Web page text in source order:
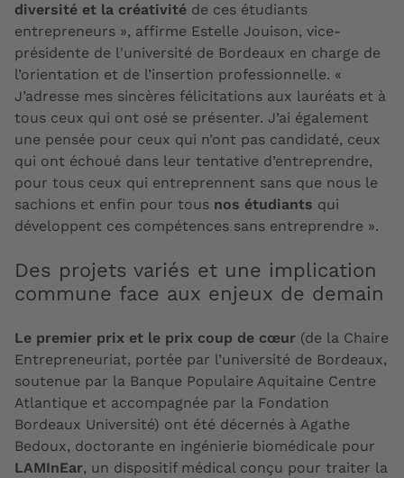
diversité et la créativité de ces étudiants
entrepreneurs », affirme Estelle Jouison, vice-
présidente de l'université de Bordeaux en charge de
l’orientation et de l’insertion professionnelle. «
J’adresse mes sincères félicitations aux lauréats et à
tous ceux qui ont osé se présenter. J’ai également
une pensée pour ceux qui n’ont pas candidaté, ceux
qui ont échoué dans leur tentative d’entreprendre,
pour tous ceux qui entreprennent sans que nous le
sachions et enfin pour tous nos étudiants qui
développent ces compétences sans entreprendre ».
Des projets variés et une implication
commune face aux enjeux de demain
Le premier prix et le prix coup de cœur (de la Chaire
Entrepreneuriat, portée par l’université de Bordeaux,
soutenue par la Banque Populaire Aquitaine Centre
Atlantique et accompagnée par la Fondation
Bordeaux Université) ont été décernés à Agathe
Bedoux, doctorante en ingénierie biomédicale pour
LAMInEar, un dispositif médical conçu pour traiter la